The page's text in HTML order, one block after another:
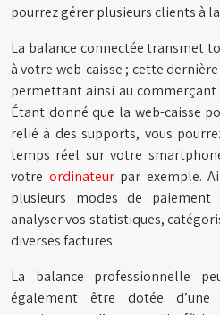
pourrez gérer plusieurs clients à
La balance connectée transmet
à votre web-caisse ; cette
permettant ainsi au
Étant donné que la web-caisse
relié à des supports, vous
temps réel sur votre
votre ordinateurpar exemple.
plusieurs modes de
analyser vos statistiques,
diverses factures.
La balance professionnelle
également être dotée